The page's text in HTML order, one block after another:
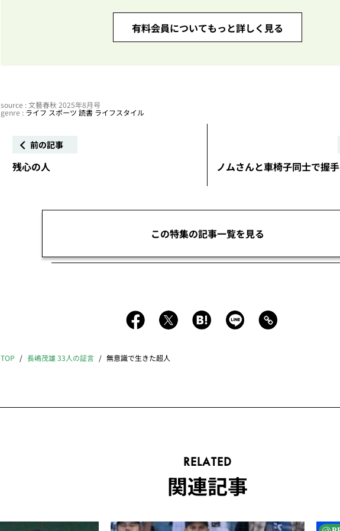
有料会員についてもっと詳しく見る
source : 文藝春秋 2025年8月号
genre : ライフ スポーツ 読書 ライフスタイル
前の記事
残心の人 ノムさんと車椅子同士で握手
この特集の記事一覧を見る
TOP 長嶋茂雄 33人の証言 無意識で生きた超人
RELATED
関連記事